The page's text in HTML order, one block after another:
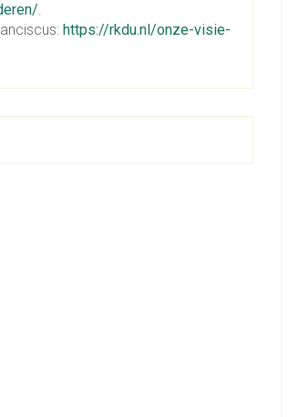
.
https://rkdu.nl/onze-visie-